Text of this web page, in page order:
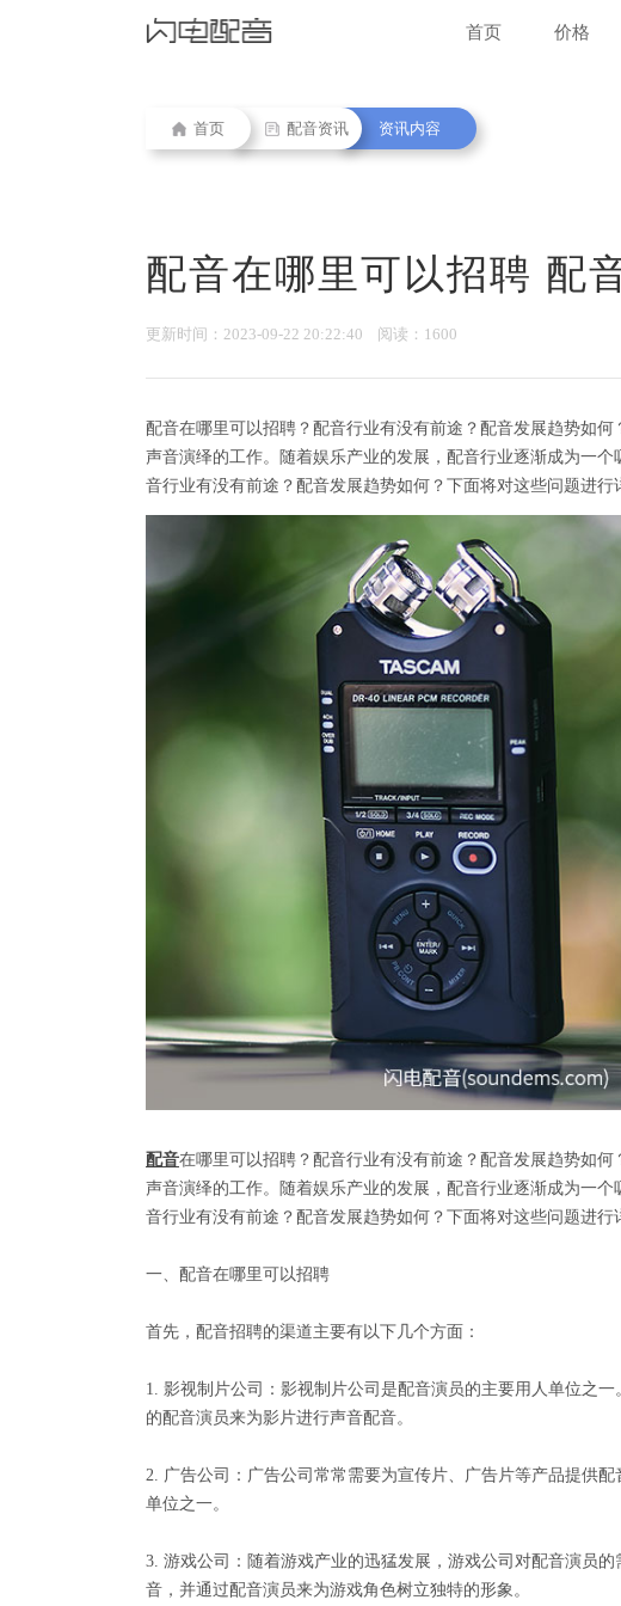
首页 价格
首页 配音资讯 资讯内容
配音在哪里可以招聘 配
更新时间：2023-09-22 20:22:40 阅读：1600
配音在哪里可以招聘？配音行业有没有前途？配音发展趋势如
声音演绎的工作。随着娱乐产业的发展，配音行业逐渐成为一
音行业有没有前途？配音发展趋势如何？下面将对这些问题进行
配音在哪里可以招聘？配音行业有没有前途？配音发展趋势如
声音演绎的工作。随着娱乐产业的发展，配音行业逐渐成为一
音行业有没有前途？配音发展趋势如何？下面将对这些问题进行
一、配音在哪里可以招聘
首先，配音招聘的渠道主要有以下几个方面：
1. 影视制片公司：影视制片公司是配音演员的主要用人单位之
的配音演员来为影片进行声音配音。
2. 广告公司：广告公司常常需要为宣传片、广告片等产品提供
单位之一。
3. 游戏公司：随着游戏产业的迅猛发展，游戏公司对配音演员
音，并通过配音演员来为游戏角色树立独特的形象。